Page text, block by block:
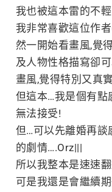
我也被這本雷的不輕
我非常喜歡這位作
然一開始看畫風,覺
及人物性格描寫卻
畫風,覺得特別又真
但這本…我是個有點
無法接受!
但…可以先離婚再談
的劇情….Orz|||
所以我整本是速速
可是我還是會繼續